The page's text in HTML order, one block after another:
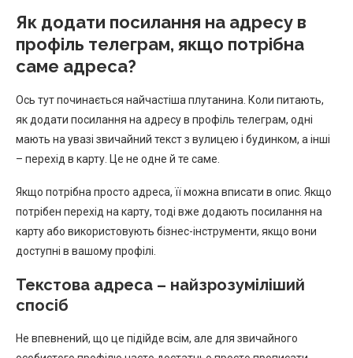
Як додати посилання на адресу в
профіль телеграм, якщо потрібна
саме адреса?
Ось тут починається найчастіша плутанина. Коли питають,
як додати посилання на адресу в профіль телеграм, одні
мають на увазі звичайний текст з вулицею і будинком, а інші
– перехід в карту. Це не одне й те саме.
Якщо потрібна просто адреса, її можна вписати в опис. Якщо
потрібен перехід на карту, тоді вже додають посилання на
карту або використовують бізнес-інструменти, якщо вони
доступні в вашому профілі.
Текстова адреса – найзрозуміліший
спосіб
Не впевнений, що це підійде всім, але для звичайного